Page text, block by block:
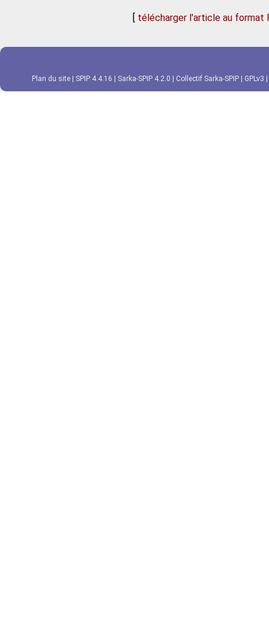
[ télécharger l'article au format
Plan du site SPIP 4.4.16 Sarka-SPIP 4.2.0 Collectif Sarka-SPIP GPLv3